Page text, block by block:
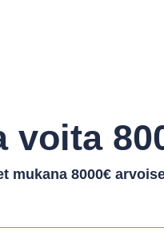
voita
mukana 8000€